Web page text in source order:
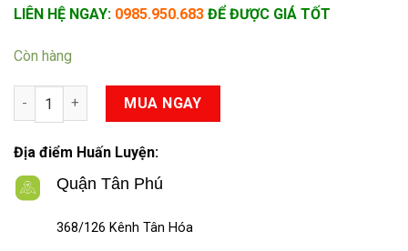
LIÊN HỆ NGAY: 0985.950.683 ĐỂ ĐƯỢC GIÁ TỐT
Còn hàng
Huấn Luyện Chó Poodle số lượng
MUA NGAY
Địa điểm Huấn Luyện:
Quận Tân Phú
368/126 Kênh Tân Hóa